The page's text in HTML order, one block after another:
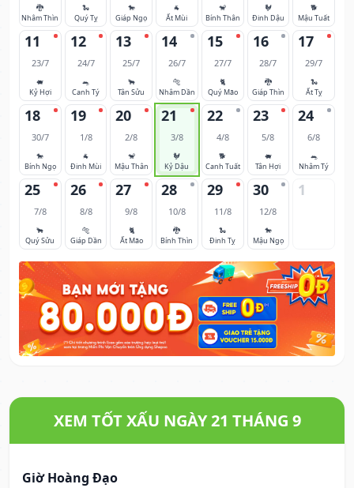
🐉
Nhâm Thìn
🐍
Quý Tỵ
🐎
Giáp Ngọ
🐐
Ất Mùi
🐒
Bính Thân
🐓
Đinh Dậu
🐕
Mậu Tuất
11
23/7
🐖
Kỷ Hợi
12
24/7
🐀
Canh Tý
13
25/7
🐂
Tân Sửu
14
26/7
🐅
Nhâm Dần
15
27/7
🐈
Quý Mão
16
28/7
🐉
Giáp Thìn
17
29/7
🐍
Ất Tỵ
18
30/7
🐎
Bính Ngọ
19
1/8
🐐
Đinh Mùi
20
2/8
🐒
Mậu Thân
21
3/8
🐓
Kỷ Dậu
22
4/8
🐕
Canh Tuất
23
5/8
🐖
Tân Hợi
24
6/8
🐀
Nhâm Tý
25
7/8
🐂
Quý Sửu
26
8/8
🐅
Giáp Dần
27
9/8
🐈
Ất Mão
28
10/8
🐉
Bính Thìn
29
11/8
🐍
Đinh Tỵ
30
12/8
🐎
Mậu Ngọ
1
XEM TỐT XẤU NGÀY 21 THÁNG 9
Giờ Hoàng Đạo